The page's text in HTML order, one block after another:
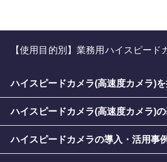
【使用目的別】業務用ハイスピード
ハイスピードカメラ(高速度カメラ)
ハイスピードカメラ(高速度カメラ)
ハイスピードカメラの導入・活用事例